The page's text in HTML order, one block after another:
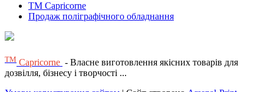
TM Capricorne
Продаж поліграфічного обладнання
ТМ Capricorne - Власне виготовлення якісних товарів для
дозвілля, бізнесу і творчості ...